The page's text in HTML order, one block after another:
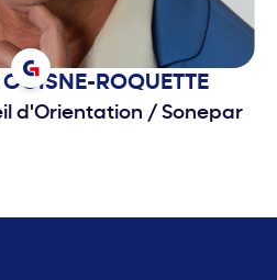
COISNE-ROQUETTE
d'Orientation / Sonepar